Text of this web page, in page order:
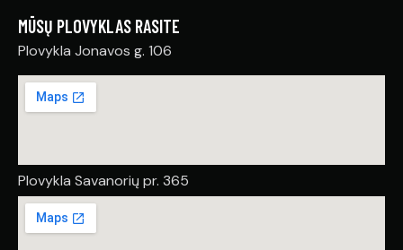
MŪSŲ PLOVYKLAS RASITE
Plovykla Jonavos g. 106
Plovykla Savanorių pr. 365